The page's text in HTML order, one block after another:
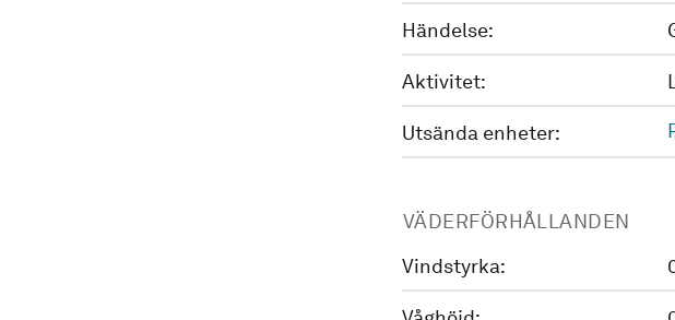
Händelse:
Aktivitet:
Utsända enheter:
VÄDERFÖRHÅLLANDEN
Vindstyrka: